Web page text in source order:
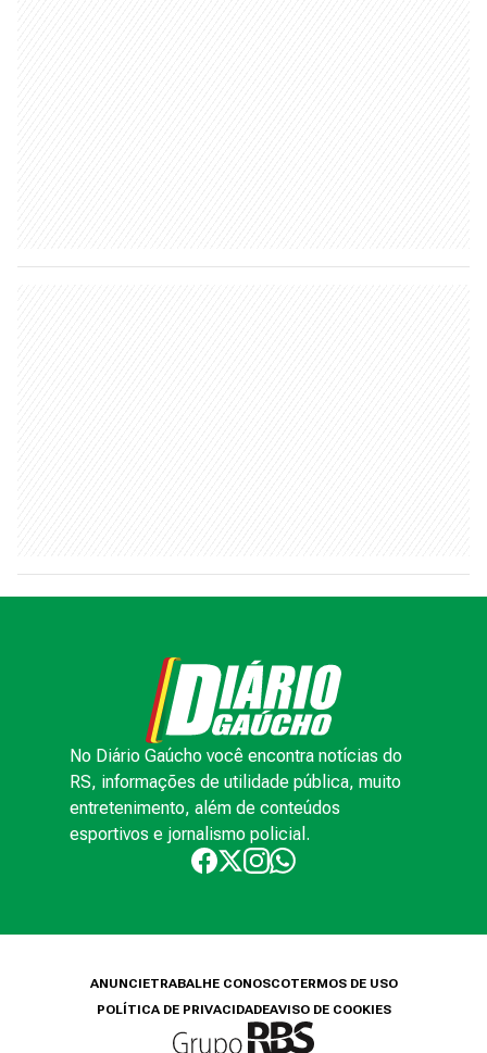
No Diário Gaúcho você encontra notícias do
RS, informações de utilidade pública, muito
entretenimento, além de conteúdos
esportivos e jornalismo policial.
ANUNCIETRABALHE CONOSCOTERMOS DE USO
POLÍTICA DE PRIVACIDADEAVISO DE COOKIES